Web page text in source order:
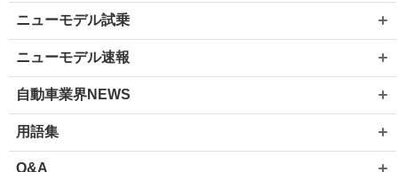
ニューモデル試乗
ニューモデル速報
自動車業界NEWS
用語集
Q&A